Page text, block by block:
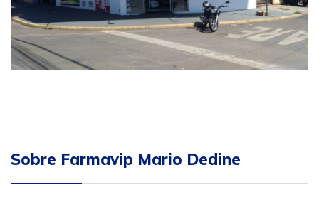
Sobre Farmavip Mario Dedine